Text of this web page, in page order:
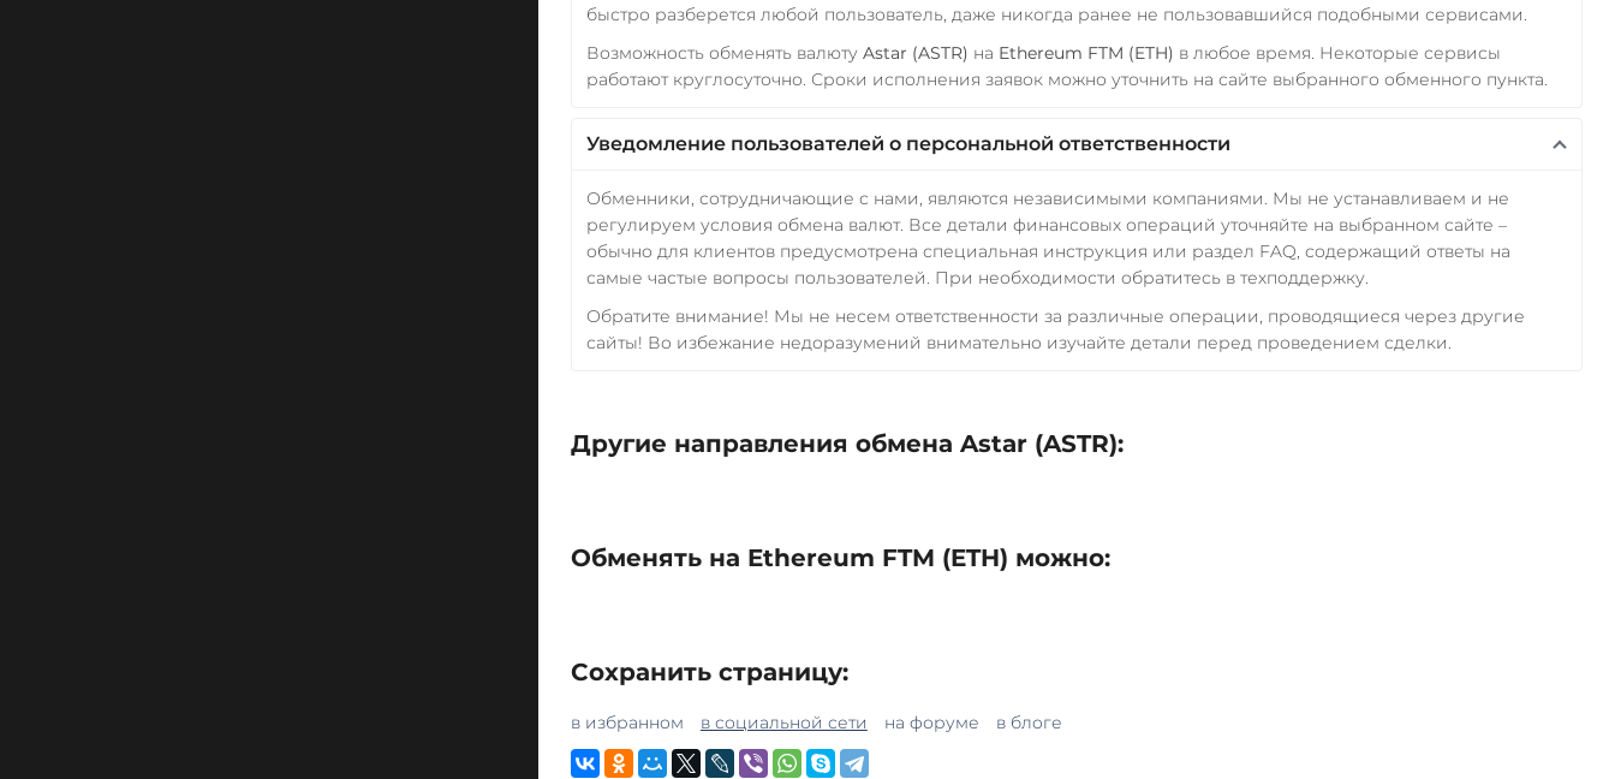
быстро разберется любой пользователь, даже никогда ранее не пользовавшийся подобными сервисами.
Возможность обменять валюту Astar (ASTR) на Ethereum FTM (ETH) в любое время. Некоторые сервисы
работают круглосуточно. Сроки исполнения заявок можно уточнить на сайте выбранного обменного пункта.
Уведомление пользователей о персональной ответственности
Обменники, сотрудничающие с нами, являются независимыми компаниями. Мы не устанавливаем и не
регулируем условия обмена валют. Все детали финансовых операций уточняйте на выбранном сайте –
обычно для клиентов предусмотрена специальная инструкция или раздел FAQ, содержащий ответы на
самые частые вопросы пользователей. При необходимости обратитесь в техподдержку.
Обратите внимание! Мы не несем ответственности за различные операции, проводящиеся через другие
сайты! Во избежание недоразумений внимательно изучайте детали перед проведением сделки.
Другие направления обмена Astar (ASTR):
Обменять на Ethereum FTM (ETH) можно:
Сохранить страницу:
в избранном в социальной сети на форуме в блоге